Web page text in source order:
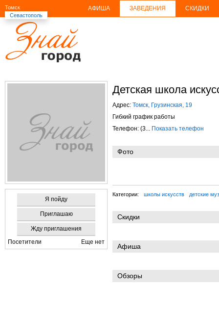
Томск
Севастополь
АФИША ЗАВЕДЕНИЯ СКИДКИ
Я пойду
Приглашаю
Жду приглашения
Посетители
Еще нет
Детская школа
Адрес: Томск, Грузинская, 19
Гибкий график работы
Телефон: (3... Показать телефон
Фото
Категории: школы искусств детские
Скидки
Афиша
Обзоры